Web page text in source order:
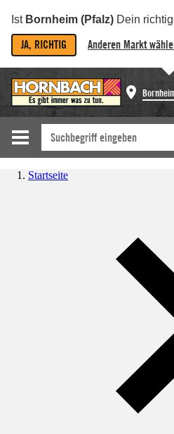
Ist Bornheim (Pfalz) Dein
JA, RICHTIG Anderen Markt
Startseite